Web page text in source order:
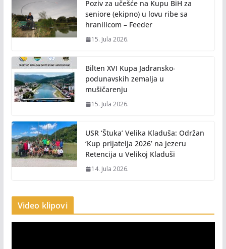
Poziv za učešće na Kupu BiH za
seniore (ekipno) u lovu ribe sa
hranilicom – Feeder
15. Jula 2026.
Bilten XVI Kupa Jadransko-
podunavskih zemalja u
mušičarenju
15. Jula 2026.
USR ‘Štuka’ Velika Kladuša: Održan
‘Kup prijatelja 2026’ na jezeru
Retencija u Velikoj Kladuši
14. Jula 2026.
Video klipovi